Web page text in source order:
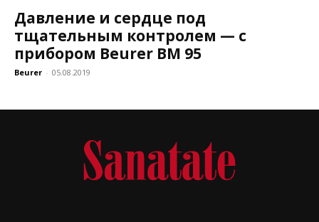
Давление и сердце под
тщательным контролем — с
прибором Beurer BM 95
Beurer - 05.08.2019